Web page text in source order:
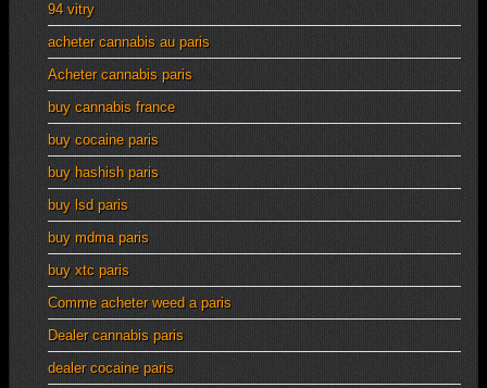
94 vitry
acheter cannabis au paris
Acheter cannabis paris
buy cannabis france
buy cocaine paris
buy hashish paris
buy lsd paris
buy mdma paris
buy xtc paris
Comme acheter weed a paris
Dealer cannabis paris
dealer cocaine paris